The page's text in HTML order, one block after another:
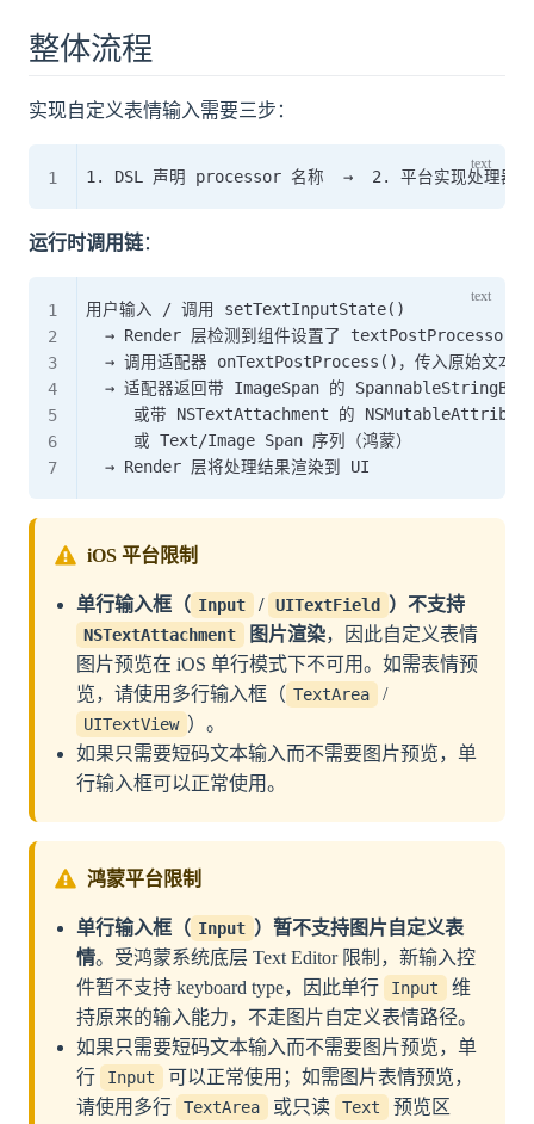
整体流程
实现自定义表情输入需要三步：
运行时调用链：
用户输入 / 调用 setTextInputState()
→ Render 层检测到组件设置了 textPostProcessor
→ 调用适配器 onTextPostProcess()，传入原始文本和
→ 适配器返回带 ImageSpan 的
或带 NSTextAttachment 的
     或 Text/Image Span 序列（鸿蒙）
iOS 平台限制
单行输入框（ Input / UITextField ）不支持
NSTextAttachment 图片渲染，因此自定义表情
图片预览在 iOS 单行模式下不可用。如需表情预
览，请使用多行输入框（ TextArea /
UITextView ）。
如果只需要短码文本输入而不需要图片预览，单
行输入框可以正常使用。
鸿蒙平台限制
单行输入框（ Input ）暂不支持图片自定义表
情。受鸿蒙系统底层 Text Editor 限制，新输入控
件暂不支持 keyboard type，因此单行
Input
维
持原来的输入能力，不走图片自定义表情路径。
如果只需要短码文本输入而不需要图片预览，单
行
Input
可以正常使用；如需图片表情预览，
请使用多行
TextArea 或只读 Text
预览区